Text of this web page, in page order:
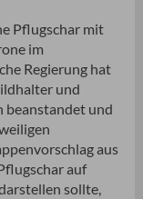
Pflugschar mit
im
Regierung hat
und
beanstandet und
aus
auf
sollte,